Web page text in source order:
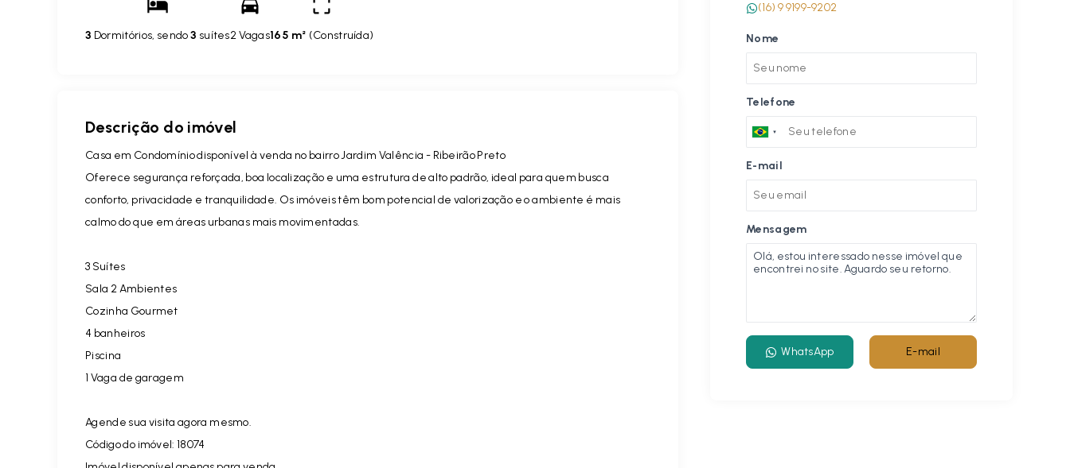
3 Dormitórios, sendo3 suítes2 Vagas165 m² (Construída)
Descrição do imóvel
Casa em Condomínio disponível à venda no bairro Jardim Valência - Ribeirão Preto
Oferece segurança reforçada, boa localização e uma estrutura de alto padrão, ideal para quem busca
conforto, privacidade e tranquilidade. Os imóveis têm bom potencial de valorização e o ambiente é mais
calmo do que em áreas urbanas mais movimentadas.
3 Suítes
Sala 2 Ambientes
Cozinha Gourmet
4 banheiros
Piscina
1 Vaga de garagem
Agende sua visita agora mesmo.
Código do imóvel: 18074
(16) 9 9199-9202
Nome
Telefone
E-mail
Mensagem
WhatsApp E-mail